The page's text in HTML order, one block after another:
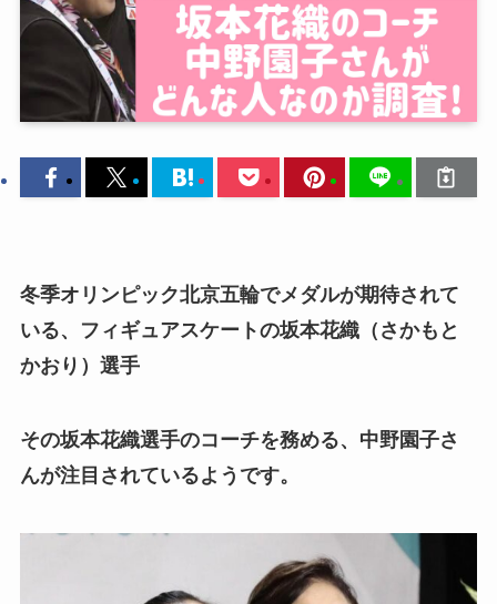
冬季オリンピック北京五輪でメダルが期待されて
いる、
フィギュアスケートの坂本花織（さかもと
かおり）選手
その坂本花織選手のコーチを務める、中野園子さ
んが注目されているようです。